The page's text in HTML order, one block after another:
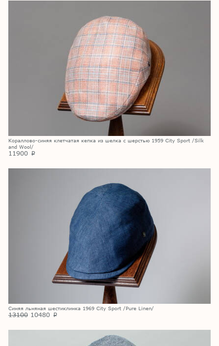
Кораллово-синяя клетчатая кепка из шелка с шерстью 1959 City Sport /Silk
and Wool/
11900 p
Синяя льняная шестиклинка 1969 City Sport /Pure Linen/
13100 10480 p